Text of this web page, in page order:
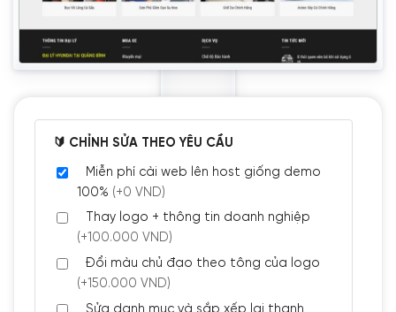
🔰 CHỈNH SỬA THEO YÊU CẦU
Miễn phí cài web lên host giống demo
100% (+0 VND)
Thay logo + thông tin doanh nghiệp
(+100.000 VND)
Đổi màu chủ đạo theo tông của logo
(+150.000 VND)